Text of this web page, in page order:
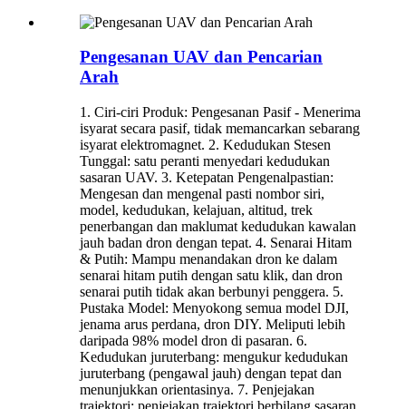
Pengesanan UAV dan Pencarian
Arah
1. Ciri-ciri Produk: Pengesanan Pasif - Menerima
isyarat secara pasif, tidak memancarkan sebarang
isyarat elektromagnet. 2. Kedudukan Stesen
Tunggal: satu peranti menyedari kedudukan
sasaran UAV. 3. Ketepatan Pengenalpastian:
Mengesan dan mengenal pasti nombor siri,
model, kedudukan, kelajuan, altitud, trek
penerbangan dan maklumat kedudukan kawalan
jauh badan dron dengan tepat. 4. Senarai Hitam
& Putih: Mampu menandakan dron ke dalam
senarai hitam putih dengan satu klik, dan dron
senarai putih tidak akan berbunyi penggera. 5.
Pustaka Model: Menyokong semua model DJI,
jenama arus perdana, dron DIY. Meliputi lebih
daripada 98% model dron di pasaran. 6.
Kedudukan juruterbang: mengukur kedudukan
juruterbang (pengawal jauh) dengan tepat dan
menunjukkan orientasinya. 7. Penjejakan
trajektori: penjejakan trajektori berbilang sasaran,